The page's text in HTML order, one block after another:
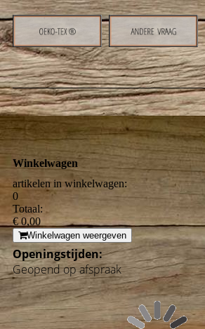
Winkelwagen
artikelen in winkelwagen:
0
Totaal:
€ 0,00
Winkelwagen weergeven
Openingstijden:
Geopend op afspraak